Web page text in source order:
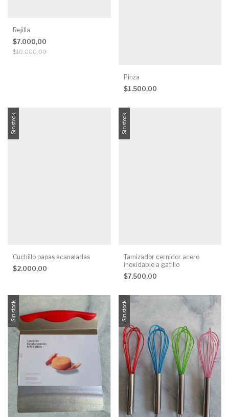
Rejilla
$7.000,00
$10.000,00
Pinza
$1.500,00
Sin stock
Cuchillo papas acanaladas
$2.000,00
Sin stock
Tamizador cernidor acero
inoxidable a gatillo
$7.500,00
Sin stock Sin stock